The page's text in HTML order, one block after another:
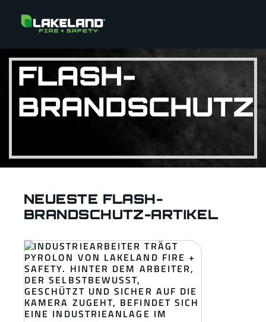
FLASH-
BRANDSCHUTZ
NEUESTE FLASH-
BRANDSCHUTZ-ARTIKEL